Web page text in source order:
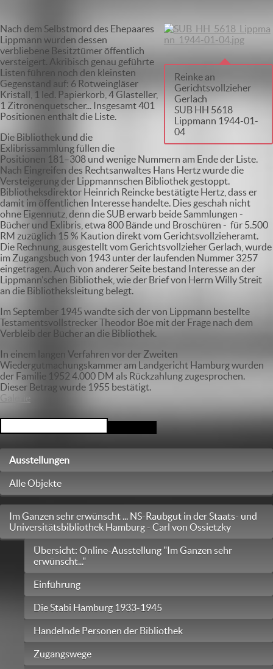
Reinke an
Gerichtsvollzieher
Gerlach
SUB HH 5618
Lippmann 1944-01-
04
Nach dem Selbstmord des Ehepaares
Lippmann wurden dessen
verbliebene Besitztümer öffentlich
versteigert. Akribisch genau geführte
Listen führen noch den kleinsten
Gegenstand auf: 6 Rotweingläser
Kristall, 1 led. Papierkorb, 4 Glasteller,
1 Zitronenquetscher... Insgesamt 401
Positionen enthält die Liste.
Die Bibliothek und die
Exlibrissammlung füllen die
Positionen 181–308 und wenige Nummern am Ende der Liste.
Nach Eingreifen des Rechtsanwaltes Hans Hertz wurde die
Versteigerung der Lippmannschen Bibliothek gestoppt.
Bibliotheksdirektor Heinrich Reincke bestätigte Hertz, dass er
damit im öffentlichen Interesse handelte. Dies geschah nicht
ohne Eigennutz, denn die SUB erwarb beide Sammlungen -
Bücher und Exlibris, etwa 800 Bände und Broschüren - für 5.500
RM zuzüglich 15 % Kaution direkt vom Gerichtsvollzieheramt.
Die Rechnung, ausgestellt vom Gerichtsvollzieher Gerlach, wurde
im Zugangsbuch von 1943 unter der laufenden Nummer 3257
eingetragen. Auch von anderer Seite bestand Interesse an der
Lippmann’schen Bibliothek, wie der Brief von Herrn Willy Streit
an die Bibliotheksleitung belegt.
Im September 1945 wandte sich der von Lippmann bestellte
Testamentsvollstrecker Theodor Böe mit der Frage nach dem
Verbleib der Bücher an die Bibliothek.
In einem langen Verfahren vor der Zweiten
Wiedergutmachungskammer am Landgericht Hamburg wurden
der Familie 1952 4.000 DM als Rückzahlung zugesprochen.
Dieser Betrag wurde 1955 bestätigt.
Galerie
Ausstellungen
Alle Objekte
Im Ganzen sehr erwünscht ... NS-Raubgut in der Staats- und
Universitätsbibliothek Hamburg - Carl von Ossietzky
Übersicht: Online-Ausstellung "Im Ganzen sehr
erwünscht..."
Einführung
Die Stabi Hamburg 1933-1945
Handelnde Personen der Bibliothek
Zugangswege